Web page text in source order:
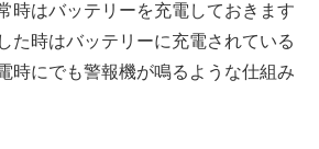
時はバッテリーを充電しておきます
た時はバッテリーに充電されている
時にでも警報機が鳴るような仕組み